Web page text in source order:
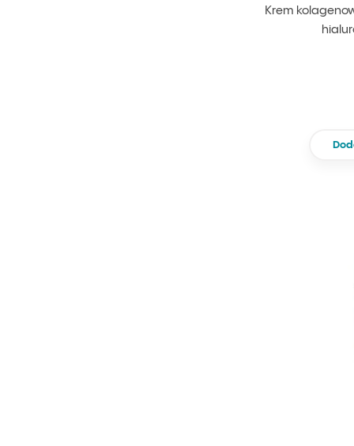
Krem